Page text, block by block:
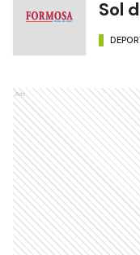
Sol
Ads